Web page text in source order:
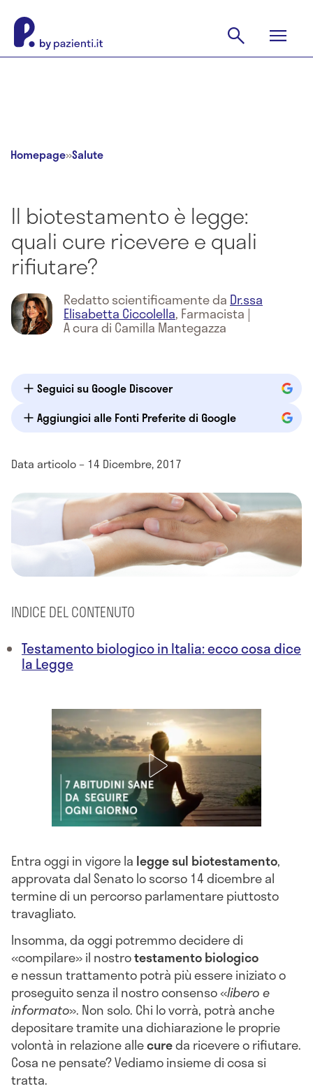
Homepage»Salute
Il biotestamento è legge:
quali cure ricevere e quali
rifiutare?
Redatto scientificamente da Dr.ssa
Elisabetta Ciccolella, Farmacista |
A cura di Camilla Mantegazza
Seguici su Google Discover
Aggiungici alle Fonti Preferite di Google
Data articolo – 14 Dicembre, 2017
INDICE DEL CONTENUTO
Testamento biologico in Italia: ecco cosa dice
la Legge
Entra oggi in vigore la legge sul biotestamento,
approvata dal Senato lo scorso 14 dicembre al
termine di un percorso parlamentare piuttosto
travagliato.
Insomma, da oggi potremmo decidere di
«compilare» il nostrotestamento biologico
e nessun trattamento potrà più essere iniziato o
proseguito senza il nostro consenso «libero e
informato». Non solo. Chi lo vorrà, potrà anche
depositare tramite una dichiarazione le proprie
volontà in relazione allecureda ricevere o rifiutare.
Cosa ne pensate? Vediamo insieme di cosa si
tratta.